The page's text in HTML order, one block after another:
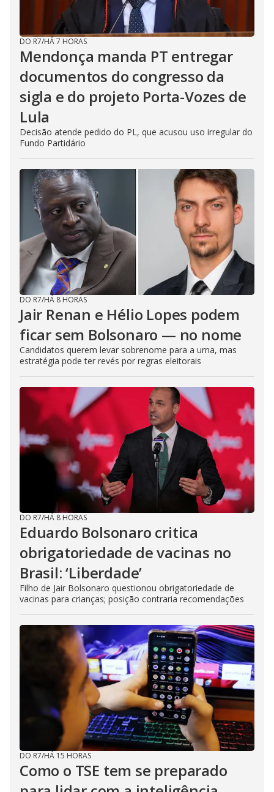
DO R7/HÁ 7 HORAS
Mendonça manda PT entregar
documentos do congresso da
sigla e do projeto Porta-Vozes de
Lula
Decisão atende pedido do PL, que acusou uso irregular do
Fundo Partidário
DO R7/HÁ 8 HORAS
Jair Renan e Hélio Lopes podem
ficar sem Bolsonaro — no nome
Candidatos querem levar sobrenome para a urna, mas
estratégia pode ter revés por regras eleitorais
DO R7/HÁ 8 HORAS
Eduardo Bolsonaro critica
obrigatoriedade de vacinas no
Brasil: ‘Liberdade’
Filho de Jair Bolsonaro questionou obrigatoriedade de
vacinas para crianças; posição contraria recomendações
DO R7/HÁ 15 HORAS
Como o TSE tem se preparado